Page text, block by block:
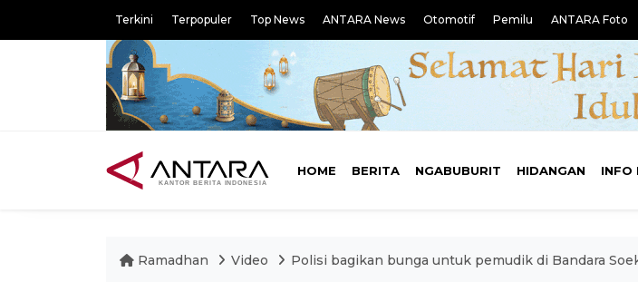
Terkini Terpopuler Top News ANTARA News Otomotif Pemilu ANTARA Foto
HOME BERITA NGABUBURIT HIDANGAN INFO
Ramadhan Video Polisi bagikan bunga untuk pemudik di Bandara